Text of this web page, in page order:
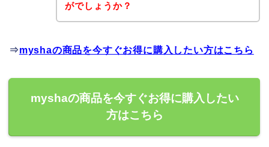
がでしょうか？
⇒myshaの商品を今すぐお得に購入したい方はこちら
myshaの商品を今すぐお得に購入したい
方はこちら